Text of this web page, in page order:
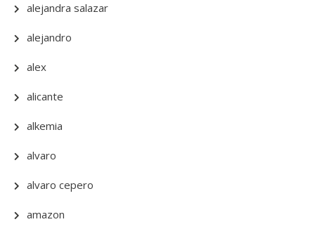
alejandra salazar
alejandro
alex
alicante
alkemia
alvaro
alvaro cepero
amazon